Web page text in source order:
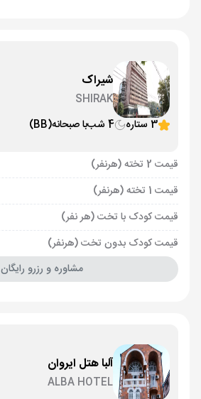
شیراک
SHIRAK
3 ستاره
4 شب با صبحانه(BB)
قیمت 2 تخته (هرنفر)
قیمت 1 تخته (هرنفر)
قیمت کودک با تخت (هر نفر)
قیمت کودک بدون تخت (هرنفر)
مشاوره و رزرو رایگان
آلبا هتل ایروان
ALBA HOTEL